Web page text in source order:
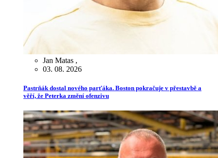
Jan Matas ,
03. 08. 2026
Pastrňák dostal nového parťáka. Boston pokračuje v přestavbě a
věří, že Peterka změní ofenzivu